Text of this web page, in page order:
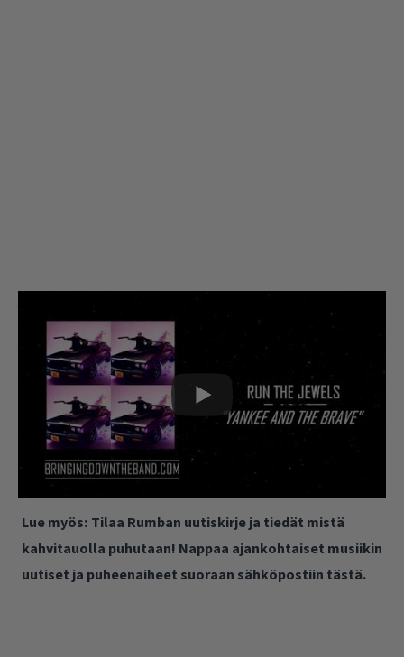
Lue myös: Tilaa Rumban uutiskirje ja tiedät mistä
kahvitauolla puhutaan! Nappaa ajankohtaiset musiikin
uutiset ja puheenaiheet suoraan sähköpostiin tästä.